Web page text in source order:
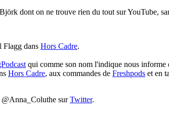
dont on ne trouve rien du tout sur YouTube,
Flagg dans Hors Cadre.
qui comme son nom l'indique nous informe
Hors Cadre, aux commandes de Freshpods et en
surTwitter.